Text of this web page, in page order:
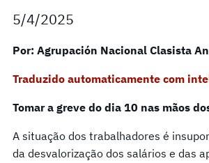
5/4/2025
Por: Agrupación Nacional Clasista
Traduzido automaticamente com
Tomar a greve do dia 10 nas mãos
A situação dos trabalhadores é
da desvalorização dos salários e das